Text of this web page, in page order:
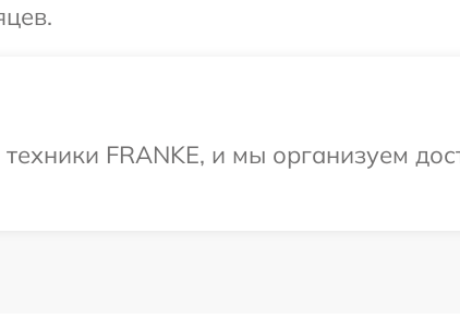
FRANKE, и мы организуем